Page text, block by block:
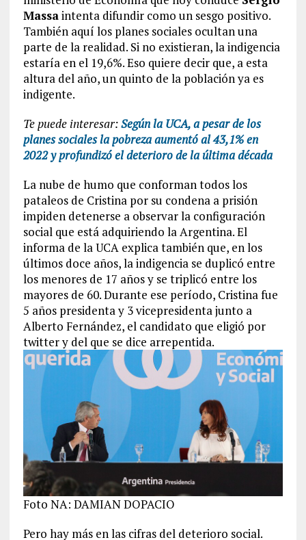
Massaintenta difundir como un sesgo positivo.
También aquí los planes sociales ocultan una
parte de la realidad. Si no existieran, la indigencia
estaría en el 19,6%. Eso quiere decir que, a esta
altura del año, un quinto de la población ya es
indigente.
Te puede interesar:Según la UCA, a pesar de los
planes sociales la pobreza aumentó al 43,1% en
2022 y profundizó el deterioro de la última década
La nube de humo que conforman todos los
pataleos de Cristina por su condena a prisión
impiden detenerse a observar la configuración
social que está adquiriendo la Argentina. El
informa de la UCA explica también que, en los
últimos doce años, la indigencia se duplicó entre
los menores de 17 años y se triplicó entre los
mayores de 60. Durante ese período, Cristina fue
5 años presidenta y 3 vicepresidenta junto a
Alberto Fernández, el candidato que eligió por
twitter y del que se dice arrepentida.
Foto NA: DAMIAN DOPACIO
Pero hay más en las cifras del deterioro social.